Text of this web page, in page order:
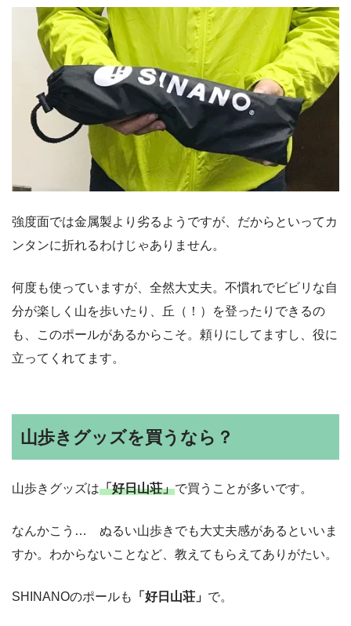
強度面では金属製より劣るようですが、だからといってカ
ンタンに折れるわけじゃありません。
何度も使っていますが、全然大丈夫。不慣れでビビリな自
分が楽しく山を歩いたり、丘（！）を登ったりできるの
も、このポールがあるからこそ。頼りにしてますし、役に
立ってくれてます。
山歩きグッズを買うなら？
山歩きグッズは「好日山荘」で買うことが多いです。
なんかこう… ぬるい山歩きでも大丈夫感があるといいま
すか。わからないことなど、教えてもらえてありがたい。
SHINANOのポールも 「好日山荘」 で。